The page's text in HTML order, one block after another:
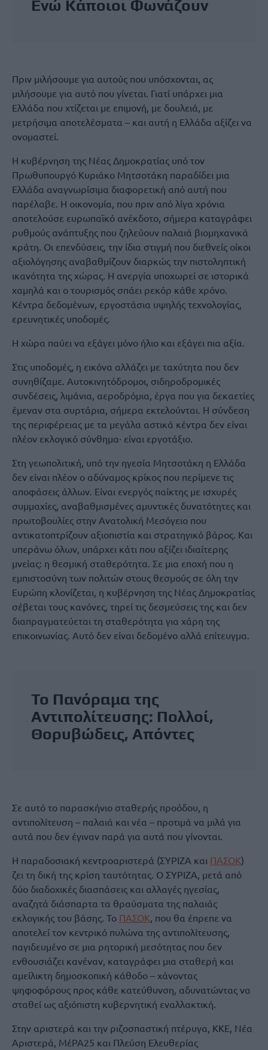
Ενώ Κάποιοι Φωνάζουν
Πριν μιλήσουμε για αυτούς που υπόσχονται, ας
μιλήσουμε για αυτό που γίνεται. Γιατί υπάρχει μια
Ελλάδα που χτίζεται με επιμονή, με δουλειά, με
μετρήσιμα αποτελέσματα – και αυτή η Ελλάδα αξίζει να
ονομαστεί.
Η κυβέρνηση της Νέας Δημοκρατίας υπό τον
Πρωθυπουργό Κυριάκο Μητσοτάκη παραδίδει μια
Ελλάδα αναγνωρίσιμα διαφορετική από αυτή που
παρέλαβε. Η οικονομία, που πριν από λίγα χρόνια
αποτελούσε ευρωπαϊκό ανέκδοτο, σήμερα καταγράφει
ρυθμούς ανάπτυξης που ζηλεύουν παλαιά βιομηχανικά
κράτη. Οι επενδύσεις, την ίδια στιγμή που διεθνείς οίκοι
αξιολόγησης αναβαθμίζουν διαρκώς την πιστοληπτική
ικανότητα της χώρας. Η ανεργία υποχωρεί σε ιστορικά
χαμηλά και ο τουρισμός σπάει ρεκόρ κάθε χρόνο.
Κέντρα δεδομένων, εργοστάσια υψηλής τεχνολογίας,
ερευνητικές υποδομές.
Η χώρα παύει να εξάγει μόνο ήλιο και εξάγει πια αξία.
Στις υποδομές, η εικόνα αλλάζει με ταχύτητα που δεν
συνηθίζαμε. Αυτοκινητόδρομοι, σιδηροδρομικές
συνδέσεις, λιμάνια, αεροδρόμια, έργα που για δεκαετίες
έμεναν στα συρτάρια, σήμερα εκτελούνται. Η σύνδεση
της περιφέρειας με τα μεγάλα αστικά κέντρα δεν είναι
πλέον εκλογικό σύνθημα· είναι εργοτάξιο.
Στη γεωπολιτική, υπό την ηγεσία Μητσοτάκη η Ελλάδα
δεν είναι πλέον ο αδύναμος κρίκος που περίμενε τις
αποφάσεις άλλων. Είναι ενεργός παίκτης με ισχυρές
συμμαχίες, αναβαθμισμένες αμυντικές δυνατότητες και
πρωτοβουλίες στην Ανατολική Μεσόγειο που
αντικατοπτρίζουν αξιοπιστία και στρατηγικό βάρος. Και
υπεράνω όλων, υπάρχει κάτι που αξίζει ιδιαίτερης
μνείας: η θεσμική σταθερότητα. Σε μια εποχή που η
εμπιστοσύνη των πολιτών στους θεσμούς σε όλη την
Ευρώπη κλονίζεται, η κυβέρνηση της Νέας Δημοκρατίας
σέβεται τους κανόνες, τηρεί τις δεσμεύσεις της και δεν
διαπραγματεύεται τη σταθερότητα για χάρη της
επικοινωνίας. Αυτό δεν είναι δεδομένο αλλά επίτευγμα.
Το Πανόραμα της
Αντιπολίτευσης: Πολλοί,
Θορυβώδεις, Απόντες
Σε αυτό το παρασκήνιο σταθερής προόδου, η
αντιπολίτευση – παλαιά και νέα – προτιμά να μιλά για
αυτά που δεν έγιναν παρά για αυτά που γίνονται.
Η παραδοσιακή κεντροαριστερά (ΣΥΡΙΖΑ και ΠΑΣΟΚ)
ζει τη δική της κρίση ταυτότητας. Ο ΣΥΡΙΖΑ, μετά από
δύο διαδοχικές διασπάσεις και αλλαγές ηγεσίας,
αναζητά διάσπαρτα τα θραύσματα της παλαιάς
εκλογικής του βάσης. Το ΠΑΣΟΚ, που θα έπρεπε να
αποτελεί τον κεντρικό πυλώνα της αντιπολίτευσης,
παγιδευμένο σε μια ρητορική μεσότητας που δεν
ενθουσιάζει κανέναν, καταγράφει μια σταθερή και
αμείλικτη δημοσκοπική κάθοδο – χάνοντας
ψηφοφόρους προς κάθε κατεύθυνση, αδυνατώντας να
σταθεί ως αξιόπιστη κυβερνητική εναλλακτική.
Στην αριστερά και την ριζοσπαστική πτέρυγα, ΚΚΕ, Νέα
Αριστερά, ΜέΡΑ25 και Πλεύση Ελευθερίας